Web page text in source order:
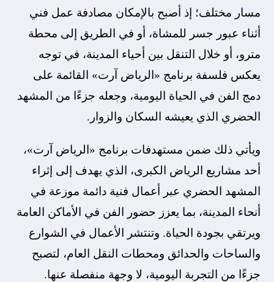
مسار مختلف؛ إذ أصبح بالإمكان مصادفة عمل فني
أثناء عبور جسر للمشاة، أو في الطريق إلى محطة
مترو، أو خلال التنقل بين أحياء المدينة، في توجه
يعكس فلسفة برنامج «الرياض آرت» القائمة على
دمج الفن في الحياة اليومية، وجعله جزءًا من المشهد
الحضري الذي يعيشه السكان والزوار.
ويأتي ذلك ضمن مستهدفات برنامج «الرياض آرت»،
أحد مشاريع الرياض الكبرى، الذي يهدف إلى إثراء
المشهد الحضري عبر أعمال فنية دائمة موزعة في
أنحاء المدينة، بما يعزز حضور الفن في الأماكن العامة
ويرتقي بجودة الحياة. وتنتشر الأعمال في الشوارع
والساحات والحدائق ومحطات النقل العام، لتصبح
جزءًا من التجربة اليومية، لا وجهة منفصلة عنها.